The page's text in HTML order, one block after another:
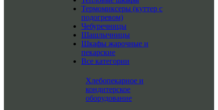
Термомиксеры (куттер с
подогревом)
Чебуречницы
Шашлычницы
Шкафы жарочные и
пекарские
Все категории
Хлебопекарное и
кондитерское
оборудование